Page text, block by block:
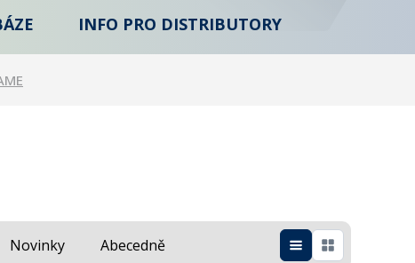
INFO PRO DISTRIBUTORY
Novinky Abecedně